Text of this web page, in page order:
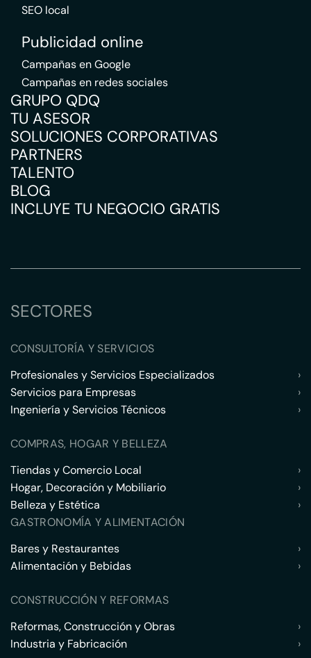
SEO local
Publicidad online
Campañas en Google
Campañas en redes sociales
GRUPO QDQ
TU ASESOR
SOLUCIONES CORPORATIVAS
PARTNERS
TALENTO
BLOG
INCLUYE TU NEGOCIO GRATIS
SECTORES
CONSULTORÍA Y SERVICIOS
Profesionales y Servicios Especializados
›
Servicios para Empresas
›
Ingeniería y Servicios Técnicos
›
COMPRAS, HOGAR Y BELLEZA
Tiendas y Comercio Local
›
Hogar, Decoración y Mobiliario
›
Belleza y Estética
›
GASTRONOMÍA Y ALIMENTACIÓN
Bares y Restaurantes
›
Alimentación y Bebidas
›
CONSTRUCCIÓN Y REFORMAS
Reformas, Construcción y Obras
›
Industria y Fabricación
›